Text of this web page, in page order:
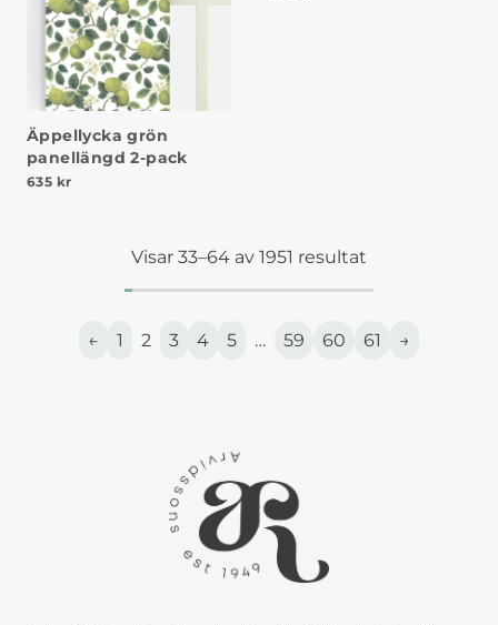
Äppellycka grön
panellängd 2-pack
635 kr
Visar 33–64 av 1951 resultat
← 1 2 3 4 5 … 59 60 61 →